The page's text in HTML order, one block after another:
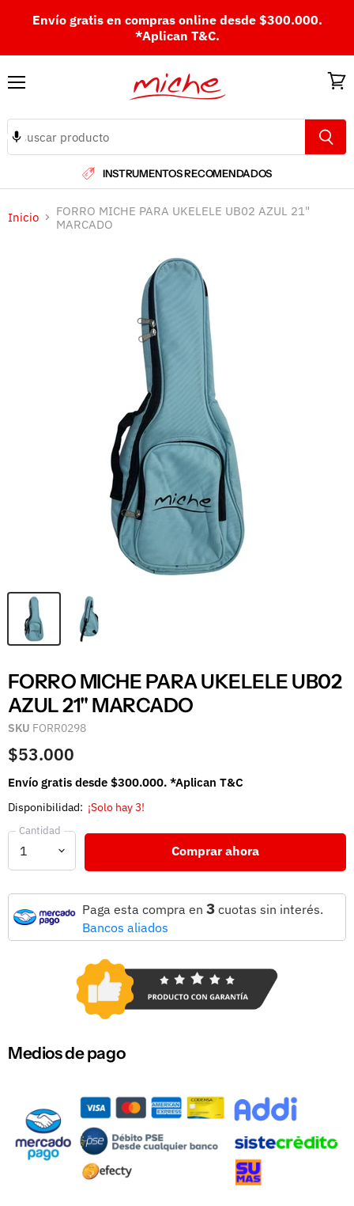
Envío gratis en compras online desde $300.000.
*Aplican T&C.
INSTRUMENTOS RECOMENDADOS
Inicio
FORRO MICHE PARA UKELELE UB02 AZUL 21"
MARCADO
FORRO MICHE PARA UKELELE UB02
AZUL 21" MARCADO
SKU FORR0298
$53.000
Envío gratis desde $300.000. *Aplican T&C
Disponibilidad: ¡Solo hay 3!
Cantidad
Comprar ahora
Paga esta compra en 3 cuotas sin interés.
Bancos aliados
Medios de pago